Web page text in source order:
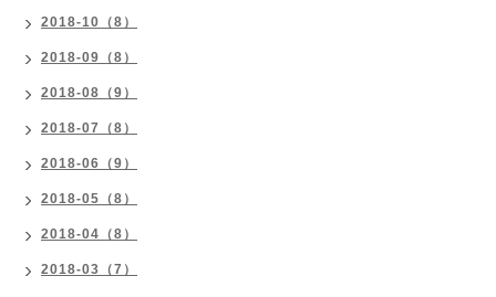
2018-10（8）
2018-09（8）
2018-08（9）
2018-07（8）
2018-06（9）
2018-05（8）
2018-04（8）
2018-03（7）